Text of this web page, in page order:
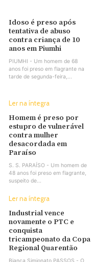
Idoso é preso após
tentativa de abuso
contra criança de 10
anos em Piumhi
PIUMHI - Um homem de 68
anos foi preso em flagrante na
tarde de segunda-feira,...
Ler na íntegra
Homem é preso por
estupro de vulnerável
contra mulher
desacordada em
Paraíso
S. S. PARAÍSO - Um homem de
48 anos foi preso em flagrante,
suspeito de...
Ler na íntegra
Industrial vence
novamente o PTC e
conquista
tricampeonato da Copa
Regional Quarentão